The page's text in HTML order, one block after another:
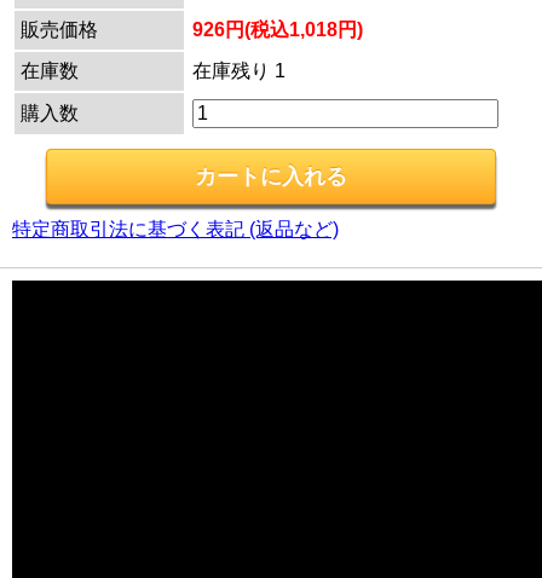
販売価格
926円(税込1,018円)
在庫数
在庫残り 1
購入数
特定商取引法に基づく表記 (返品など)